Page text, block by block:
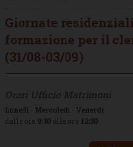
Giornate
formazione per il
(31/08-03/09)
Lunedì - Mercoledì - Venerdì
dalle ore 9:30 alle ore 12:30